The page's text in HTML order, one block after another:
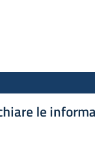
le